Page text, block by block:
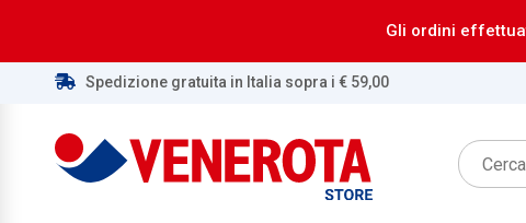
Gli ordini
Spedizione gratuita in Italia sopra i € 59,00